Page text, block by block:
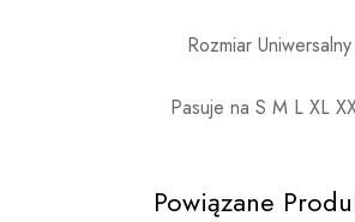
Rozmiar Uniwersalny
Pasuje na S M L XL
Powiązane